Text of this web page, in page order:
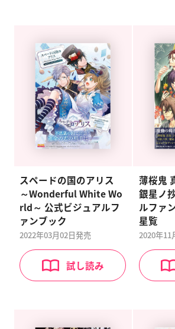
スペードの国のアリス
～Wonderful White Wo
rld～ 公式ビジュアルフ
ァンブック
2022年03月02日発売
試し読み
薄桜鬼
銀星ノ
ルファ
星覧
2020年11